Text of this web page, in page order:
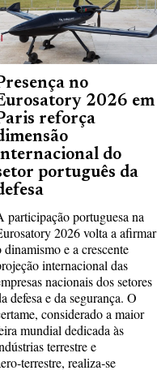
no
2026 em
reforça
do
português da
participação portuguesa na
2026 volta a afirmar
dinamismo e a crescente
internacional das
nacionais dos setores
defesa e da segurança. O
considerado a maior
mundial dedicada às
terrestre e
realiza‑se